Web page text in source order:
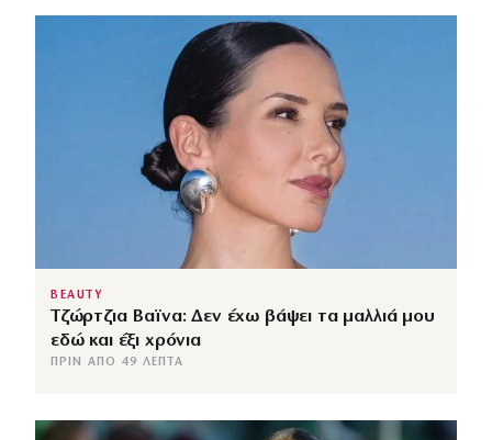
BEAUTY
Τζώρτζια Βαϊνα: Δεν έχω βάψει τα μαλλιά μου
εδώ και έξι χρόνια
ΠΡΙΝ ΑΠΌ 49 ΛΕΠΤΆ